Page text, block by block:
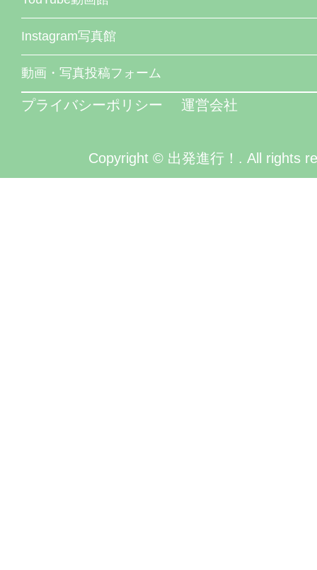
Instagram写真館
動画・写真投稿フォーム
プライバシーポリシー 運営会社
Copyright © 出発進行！. All rights